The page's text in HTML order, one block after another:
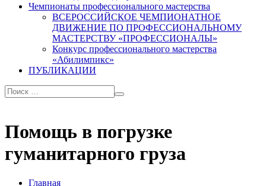
Чемпионаты профессионального мастерства
ВСЕРОССИЙСКОЕ ЧЕМПИОНАТНОЕ
ДВИЖЕНИЕ ПО ПРОФЕССИОНАЛЬНОМУ
МАСТЕРСТВУ «ПРОФЕССИОНАЛЫ»
Конкурс профессионального мастерства
«Абилимпикс»
ПУБЛИКАЦИИ
Помощь в погрузке
гуманитарного груза
Главная